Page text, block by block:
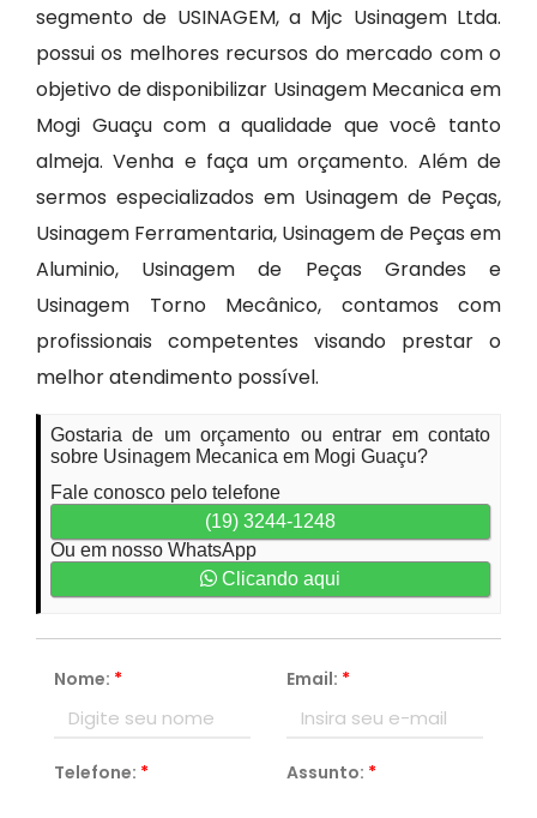
segmento de USINAGEM, a Mjc Usinagem Ltda.
possui os melhores recursos do mercado com o
objetivo de disponibilizar Usinagem Mecanica em
Mogi Guaçu com a qualidade que você tanto
almeja. Venha e faça um orçamento. Além de
sermos especializados em Usinagem de Peças,
Usinagem Ferramentaria, Usinagem de Peças em
Aluminio, Usinagem de Peças Grandes e
Usinagem Torno Mecânico, contamos com
profissionais competentes visando prestar o
melhor atendimento possível.
Gostaria de um orçamento ou entrar em contato
sobre Usinagem Mecanica em Mogi Guaçu?
Fale conosco pelo telefone
(19) 3244-1248
Ou em nosso WhatsApp
Clicando aqui
Nome: * Email: *
Telefone: * Assunto: *